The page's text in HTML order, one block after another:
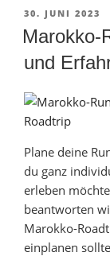
1-
3
Rundreise
[+Route]“
AM
30. JUNI 2023
Marokko-
und
Plane deine
du ganz
erleben
beantworten
Marokko-
einplanen